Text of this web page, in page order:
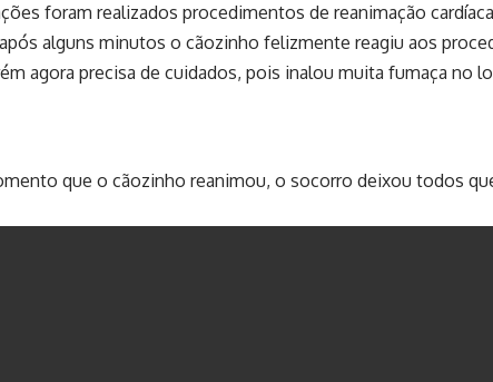
foram realizados procedimentos de reanimação
alguns minutos o cãozinho felizmente reagiu aos
agora precisa de cuidados, pois inalou muita fumaça no
que o cãozinho reanimou, o socorro deixou todos